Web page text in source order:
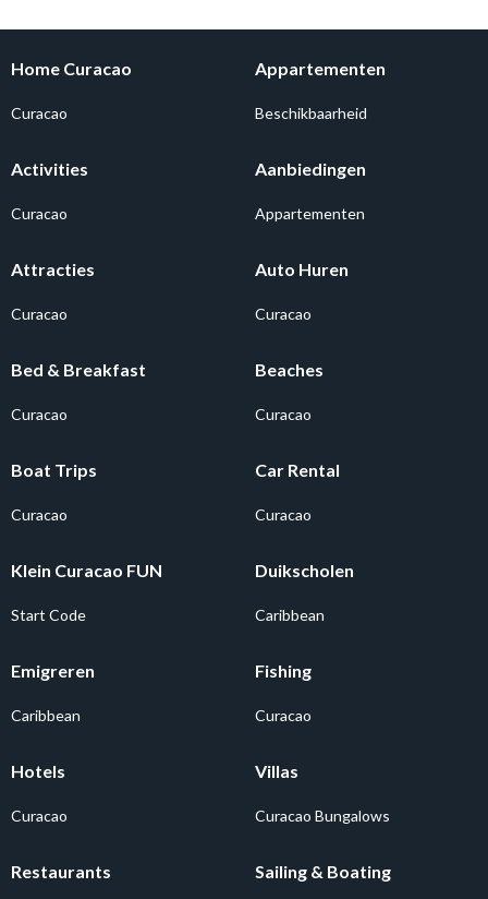
Home Curacao
Curacao
Appartementen
Beschikbaarheid
Activities
Curacao
Aanbiedingen
Appartementen
Attracties
Curacao
Auto Huren
Curacao
Bed & Breakfast
Curacao
Beaches
Curacao
Boat Trips
Curacao
Car Rental
Curacao
Klein Curacao FUN
Start Code
Duikscholen
Caribbean
Emigreren
Caribbean
Fishing
Curacao
Hotels
Curacao
Villas
Curacao Bungalows
Restaurants Sailing & Boating